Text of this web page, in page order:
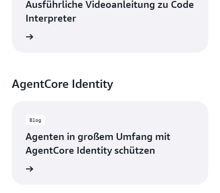
Ausführliche Videoanleitung zu Code
Interpreter
AgentCore Identity
Blog
Agenten in großem Umfang mit
AgentCore Identity schützen